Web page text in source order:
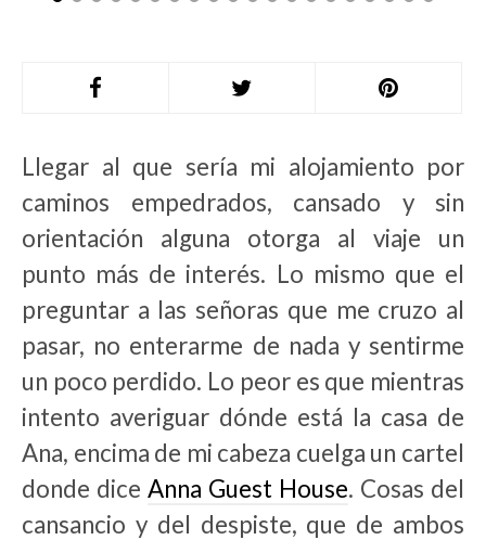
Llegar al que sería mi alojamiento por
caminos empedrados, cansado y sin
orientación alguna otorga al viaje un
punto más de interés. Lo mismo que el
preguntar a las señoras que me cruzo al
pasar, no enterarme de nada y sentirme
un poco perdido. Lo peor es que mientras
intento averiguar dónde está la casa de
Ana, encima de mi cabeza cuelga un cartel
donde dice Anna Guest House. Cosas del
cansancio y del despiste, que de ambos